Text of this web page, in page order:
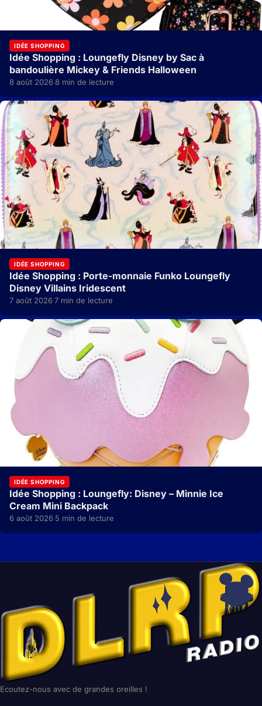
IDÉE SHOPPING
Idée Shopping : Loungefly Disney by Sac à
bandoulière Mickey & Friends Halloween
8 août 2026·8 min de lecture
IDÉE SHOPPING
Idée Shopping : Porte-monnaie Funko Loungefly
Disney Villains Iridescent
7 août 2026·7 min de lecture
IDÉE SHOPPING
Idée Shopping : Loungefly: Disney – Minnie Ice
Cream Mini Backpack
6 août 2026·5 min de lecture
Ecoutez-nous avec de grandes oreilles !